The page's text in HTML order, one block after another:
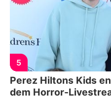
5
Perez Hiltons Kids
dem Horror-